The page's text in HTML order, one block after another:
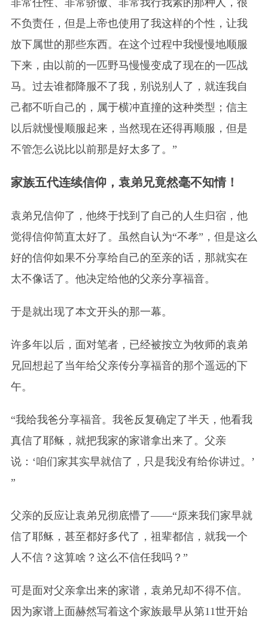
不负责任，但是上帝也使用了我这样的个性，让我
放下属世的那些东西。在这个过程中我慢慢地顺服
下来，由以前的一匹野马慢慢变成了现在的一匹战
马。过去谁都降服不了我，别说别人了，就连我自
己都不听自己的，属于横冲直撞的这种类型；信主
以后就慢慢顺服起来，当然现在还得再顺服，但是
不管怎么说比以前那是好太多了。”
家族五代连续信仰，袁弟兄竟然毫不知情！
袁弟兄信仰了，他终于找到了自己的人生归宿，他
觉得信仰简直太好了。虽然自认为“不孝”，但是这么
好的信仰如果不分享给自己的至亲的话，那就实在
太不像话了。他决定给他的父亲分享福音。
于是就出现了本文开头的那一幕。
许多年以后，面对笔者，已经被按立为牧师的袁弟
兄回想起了当年给父亲传分享福音的那个遥远的下
午。
“我给我爸分享福音。我爸反复确定了半天，他看我
真信了耶稣，就把我家的家谱拿出来了。父亲
说：‘咱们家其实早就信了，只是我没有给你讲过。’
”
父亲的反应让袁弟兄彻底懵了——“原来我们家早就
信了耶稣，甚至都好多代了，祖辈都信，就我一个
人不信？这算啥？这么不信任我吗？”
可是面对父亲拿出来的家谱，袁弟兄却不得不信。
因为家谱上面赫然写着这个家族最早从第11世开始